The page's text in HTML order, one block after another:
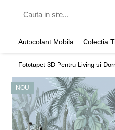
Abstract
Arhitectura
Fluid Art
Forme Geometrice
Autocolant Mobila Colecția
Fototapet 3D Pentru Living si
NOU